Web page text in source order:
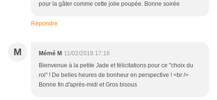
pour la gâter comme cette jolie poupée. Bonne soirée
Répondre
M Mémé M 11/02/2018 17:16
Bienvenue à la petite Jade et félicitations pour ce "choix du
roi" ! De belles heures de bonheur en perspective ! <br />
Bonne fin d'après-midi et Gros bisous